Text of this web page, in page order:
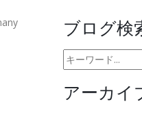
ブログ検
アーカイ